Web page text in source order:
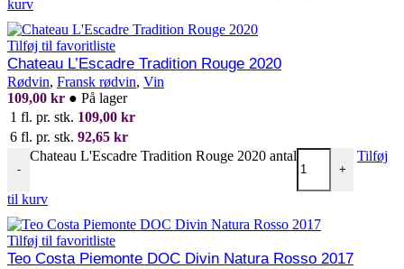
kurv
Tilføj til favoritliste
Chateau L’Escadre Tradition Rouge 2020
Rødvin, Fransk rødvin, Vin
109,00 kr ● På lager
1 fl. pr. stk. 109,00 kr
6 fl. pr. stk. 92,65 kr
-
Chateau L'Escadre Tradition Rouge 2020 antal
+
Tilføj
til kurv
Tilføj til favoritliste
Teo Costa Piemonte DOC Divin Natura Rosso 2017